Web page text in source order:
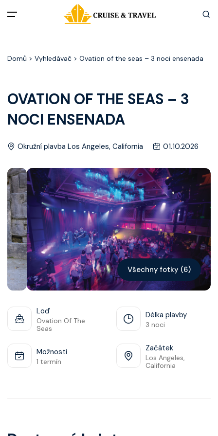
Akční nabídky
Destinace
Zážitky z plaveb
Užitečné informace
Často kladené otázky
Články
Kontakt
Vyhledat plavbu
Domů > Vyhledávač > Ovation of the seas – 3 noci ensenada
OVATION OF THE SEAS – 3
NOCI ENSENADA
Okružní plavba Los Angeles, California 01.10.2026
Všechny fotky (6)
Loď
Ovation Of The
Seas
Délka plavby
3 noci
Možnosti
1 termín
Začátek
Los Angeles,
California